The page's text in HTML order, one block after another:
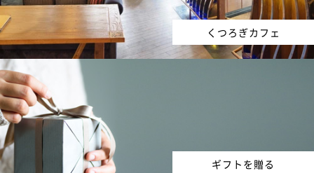
くつろぎカフェ
ギフトを贈る